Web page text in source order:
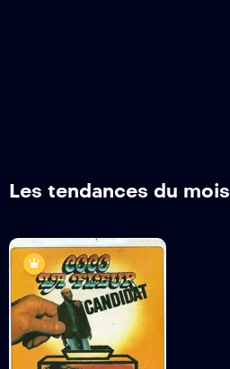
Les tendances du mois
Coco la fleur
,candidat
1978 1H 25 MINS